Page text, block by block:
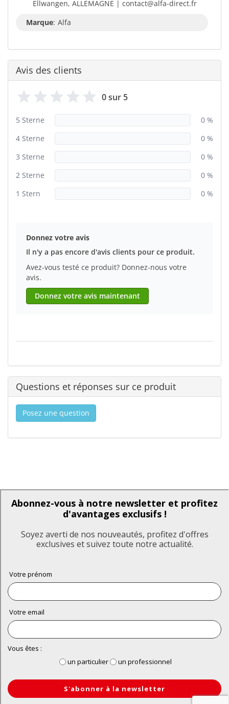
Ellwangen, ALLEMAGNE | contact@alfa-direct.fr
Marque: Alfa
Avis des clients
0 sur 5
5 Sterne
0 %
4 Sterne
0 %
3 Sterne
0 %
2 Sterne
0 %
1 Stern
0 %
Donnez votre avis
Il n'y a pas encore d'avis clients pour ce produit.
Avez-vous testé ce produit? Donnez-nous votre
avis.
Donnez votre avis maintenant
Questions et réponses sur ce produit
Posez une question